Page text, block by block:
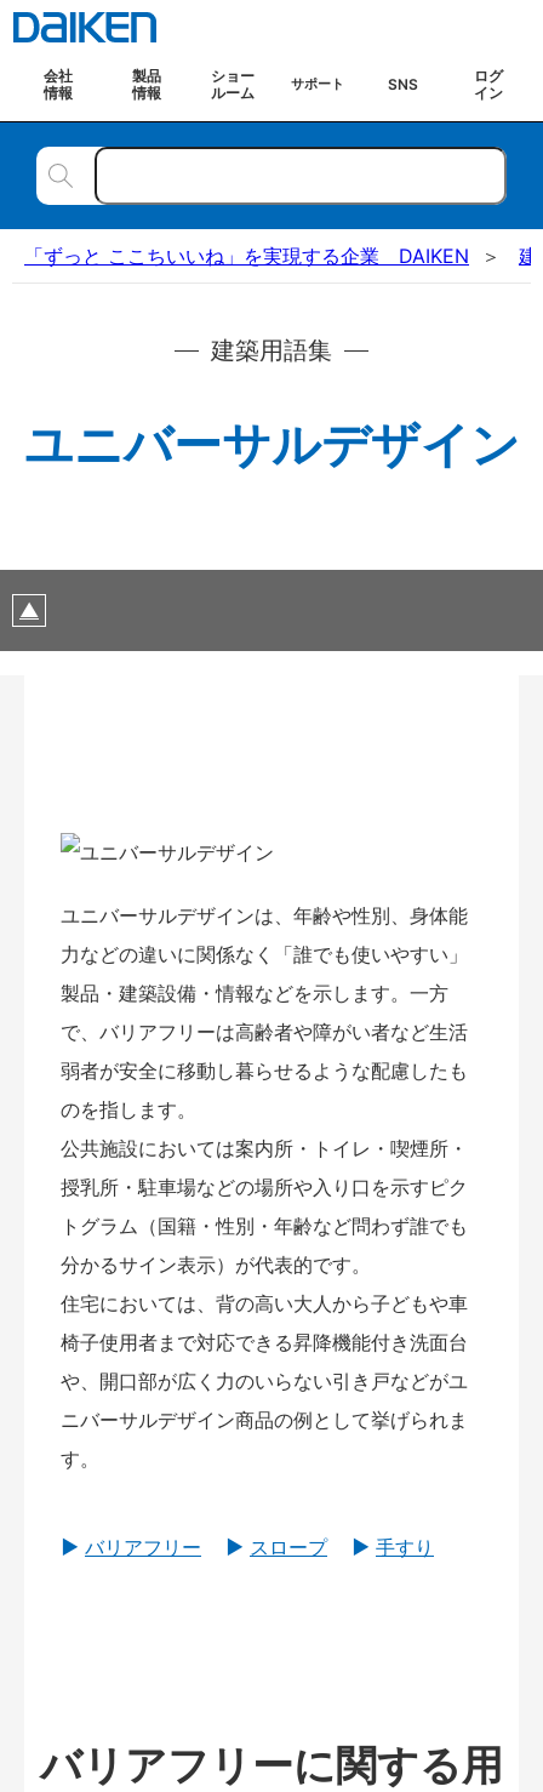
会社
情報
製品
情報
ショー
ルーム
サポート SNS
ログ
イン
「ずっと ここちいいね」を実現する企業 DAIKEN 建
建築用語集
ユニバーサルデザイン
ユニバーサルデザインは、年齢や性別、身体能
力などの違いに関係なく「誰でも使いやすい」
製品・建築設備・情報などを示します。一方
で、バリアフリーは高齢者や障がい者など生活
弱者が安全に移動し暮らせるような配慮したも
のを指します。
公共施設においては案内所・トイレ・喫煙所・
授乳所・駐車場などの場所や入り口を示すピク
トグラム（国籍・性別・年齢など問わず誰でも
分かるサイン表示）が代表的です。
住宅においては、背の高い大人から子どもや車
椅子使用者まで対応できる昇降機能付き洗面台
や、開口部が広く力のいらない引き戸などがユ
ニバーサルデザイン商品の例として挙げられま
す。
バリアフリー スロープ 手すり
バリアフリーに関する用